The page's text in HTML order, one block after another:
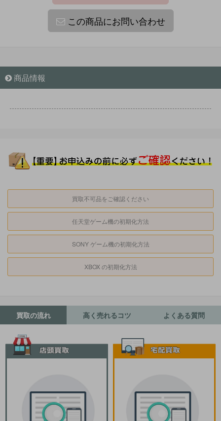
この商品にお問い合わせ
商品情報
買取不可品をご確認ください
任天堂ゲーム機の初期化方法
SONY ゲーム機の初期化方法
XBOX の初期化方法
買取の流れ 高く売れるコツ よくある質問